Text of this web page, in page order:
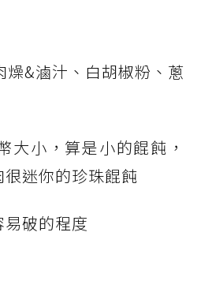
燥&滷汁、白胡椒粉、蔥
大小，算是小的餛飩，
迷你的珍珠餛飩
破的程度